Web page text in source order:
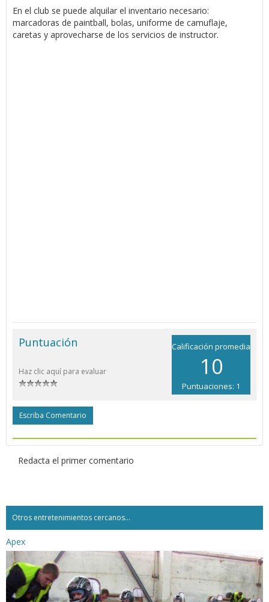
En el club se puede alquilar el inventario necesario:
marcadoras de paintball, bolas, uniforme de camuflaje,
caretas y aprovecharse de los servicios de instructor.
Calificación promedia
10
Puntuaciones: 1
Puntuación
Haz clic aquí para evaluar
Escriba Comentario
Redacta el primer comentario
Otros entretenimientos cercanos...
Apex